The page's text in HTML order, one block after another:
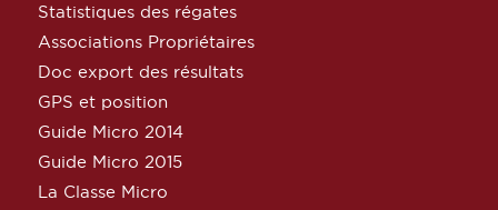
Statistiques des régates
Associations Propriétaires
Doc export des résultats
GPS et position
Guide Micro 2014
Guide Micro 2015
La Classe Micro